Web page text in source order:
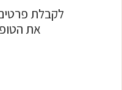
לקבלת פרטים
את